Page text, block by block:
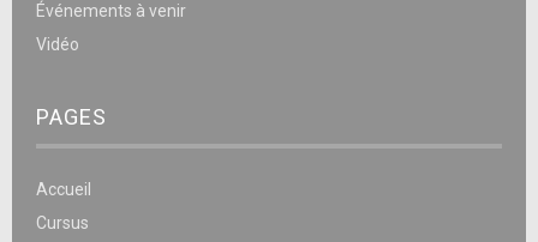
Événements à venir
Vidéo
PAGES
Accueil
Cursus